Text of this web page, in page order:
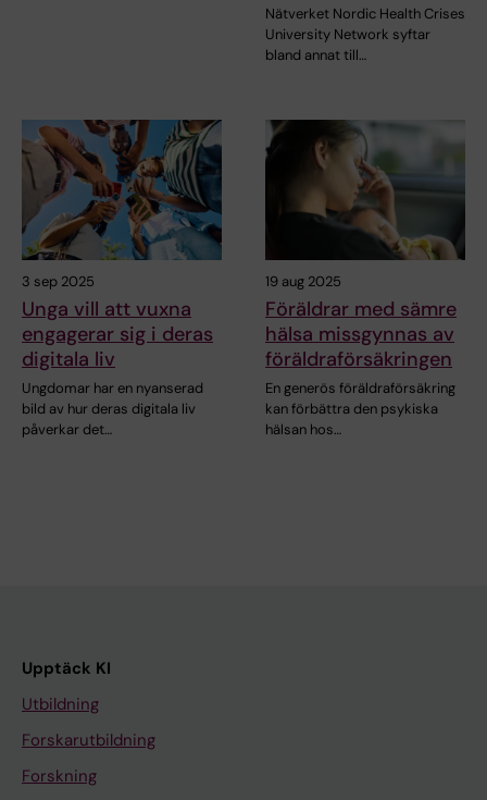
Nätverket Nordic Health Crises
University Network syftar
bland annat till…
3 sep 2025
Unga vill att vuxna
engagerar sig i deras
digitala liv
Ungdomar har en nyanserad
bild av hur deras digitala liv
påverkar det…
19 aug 2025
Föräldrar med sämre
hälsa missgynnas av
föräldraförsäkringen
En generös föräldraförsäkring
kan förbättra den psykiska
hälsan hos…
Upptäck KI
Utbildning
Forskarutbildning
Forskning